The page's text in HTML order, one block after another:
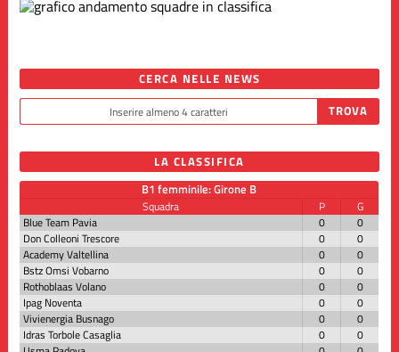
CERCA NELLE NEWS
LA CLASSIFICA
B1 femminile: Girone B
Squadra P
G
Blue Team Pavia
0
0
Don Colleoni Trescore
0
0
Academy Valtellina
0
0
Bstz Omsi Vobarno
0
0
Rothoblaas Volano
0
0
Ipag Noventa
0
0
Vivienergia Busnago
0
0
Idras Torbole Casaglia
0
0